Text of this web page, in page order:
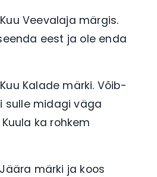
Veevalaja märgis.
eest ja ole enda
Kalade märki. Võib-
sulle midagi väga
ka rohkem
märki ja koos